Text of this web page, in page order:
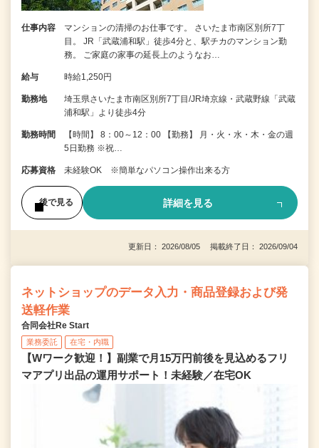
仕事内容
マンションの清掃のお仕事です。 さいたま市南区別所7丁
目。 JR「武蔵浦和駅」徒歩4分と、駅チカのマンション勤
務。 ご家庭の家事の延長上のようなお…
給与 時給1,250円
勤務地
埼玉県さいたま市南区別所7丁目/JR埼京線・武蔵野線「武蔵
浦和駅」より徒歩4分
勤務時間
【時間】 8：00～12：00 【勤務】 月・火・水・木・金の週
5日勤務 ※祝…
応募資格 未経験OK ※簡単なパソコン操作出来る方
後で見る 詳細を見る
更新日： 2026/08/05 掲載終了日： 2026/09/04
ネットショップのデータ入力・商品登録および発
送軽作業
合同会社Re Start
業務委託 在宅・内職
【Wワーク歓迎！】副業で月15万円前後を見込めるフリ
マアプリ出品の運用サポート！未経験／在宅OK